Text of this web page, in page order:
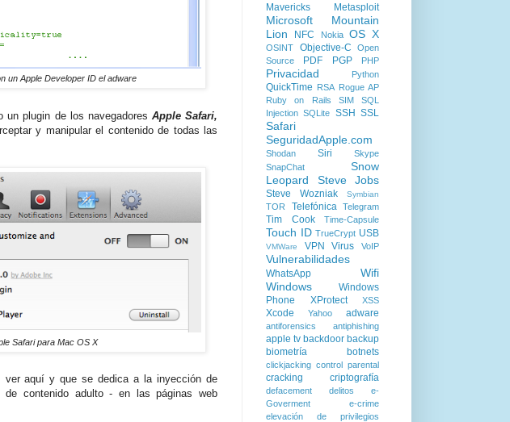
un Apple Developer ID el adware
plugin de los navegadores Apple Safari,
y manipular el contenido de todas las
Safari para Mac OS X
aquí y que se dedica a la inyección de
contenido adulto - en las páginas web
Mavericks Metasploit
Microsoft
Mountain
Lion
NFC Nokia OS X
OSINT Objective-C
Open
Source
PDF PGP PHP
Privacidad Python
QuickTime RSA Rogue AP
Ruby on Rails
SIM
SQL
Injection SQLite SSH SSL
Safari
SeguridadApple.com
Shodan Siri
Skype
SnapChat
Snow
Leopard
Steve Jobs
Steve Wozniak Symbian
TOR Telefónica Telegram
Tim Cook Time-Capsule
Touch ID TrueCrypt USB
VMWare VPN Virus VoIP
Vulnerabilidades
WhatsApp
Wifi
Windows
Windows
Phone
XProtect XSS
Xcode Yahoo adware
antiforensics antiphishing
apple tv backdoor backup
biometría
botnets
clickjacking control parental
cracking criptografía
defacement delitos
e-
Goverment
e-crime
elevación de privilegios